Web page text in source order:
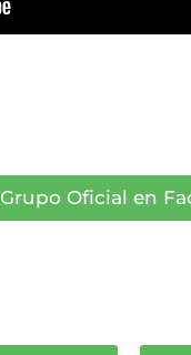
Grupo Oficial en